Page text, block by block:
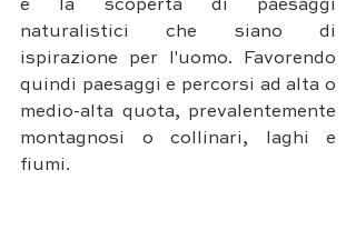
e la scoperta di paesaggi
naturalistici che siano di
ispirazione per l'uomo. Favorendo
quindi paesaggi e percorsi ad alta o
medio-alta quota, prevalentemente
montagnosi o collinari, laghi e
fiumi.